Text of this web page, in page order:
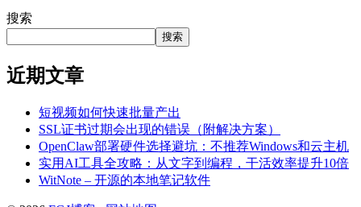
搜索
搜索
近期文章
短视频如何快速批量产出
SSL证书过期会出现的错误（附解决方案）
OpenClaw部署硬件选择避坑：不推荐Windows和云主机
实用AI工具全攻略：从文字到编程，干活效率提升10倍
WitNote – 开源的本地笔记软件